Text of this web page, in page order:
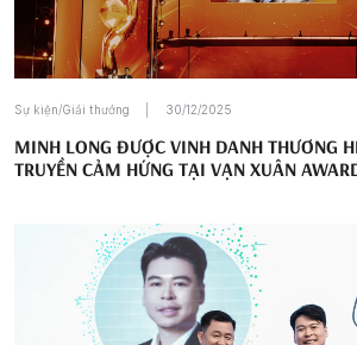
Sự kiện/Giải thưởng 30/12/2025
MINH LONG ĐƯỢC VINH DANH THƯƠNG
TRUYỀN CẢM HỨNG TẠI VẠN XUÂN